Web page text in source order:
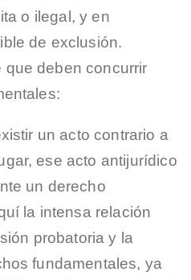
o ilegal, y en
de exclusión.
que deben concurrir
un acto contrario a
ese acto antijurídico
un derecho
la intensa relación
probatoria y la
fundamentales, ya